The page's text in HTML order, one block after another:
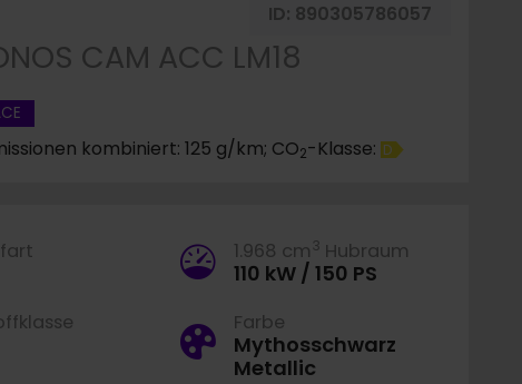
ID: 890305786057
CAM ACC LM18
kombiniert: 125 g/km; CO2-Klasse: D
1.968 cm 3 Hubraum
110 kW / 150 PS
Farbe
Mythosschwarz
Metallic